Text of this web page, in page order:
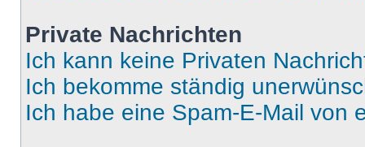
Private Nachrichten
Ich kann keine Privaten
Ich bekomme ständig
Ich habe eine Spam-E-Mail von